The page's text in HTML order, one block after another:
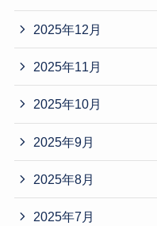
2025年12月
2025年11月
2025年10月
2025年9月
2025年8月
2025年7月